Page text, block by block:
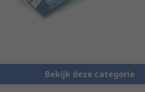
Bekijk deze categorie